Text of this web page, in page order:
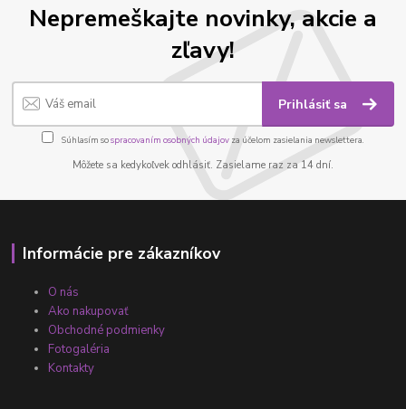
Nepremeškajte novinky, akcie a
zľavy!
Prihlásiť sa
Súhlasím sospracovaním osobných údajov za účelom zasielania newslettera.
Môžete sa kedykoľvek odhlásiť. Zasielame raz za 14 dní.
Informácie pre zákazníkov
O nás
Ako nakupovať
Obchodné podmienky
Fotogaléria
Kontakty